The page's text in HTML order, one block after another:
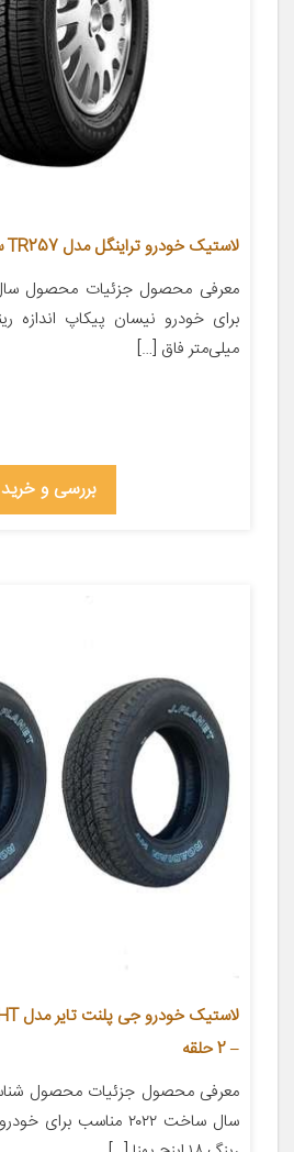
لاستیک خودرو تراینگل مدل TR257 سایز 235/75R15
میلی‌متر فاق […]
بررسی و خرید
– 2 حلقه